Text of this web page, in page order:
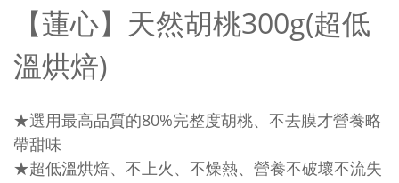
【蓮心】天然胡桃300g(超低
溫烘焙)
★選用最高品質的80%完整度胡桃、不去膜才營養略
帶甜味
★超低溫烘焙、不上火、不燥熱、營養不破壞不流失